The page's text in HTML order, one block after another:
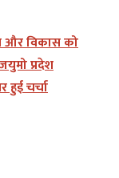
विकास को
प्रदेश
हुई चर्चा